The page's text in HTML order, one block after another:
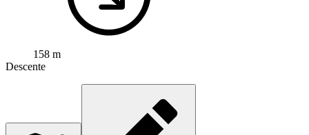
158 m
Descente